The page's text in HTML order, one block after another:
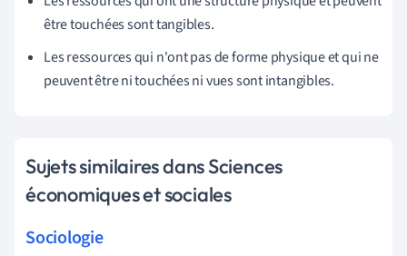
être touchées sont tangibles.
Les ressources qui n'ont pas de forme physique et qui ne
peuvent être ni touchées ni vues sont intangibles.
Sujets similaires dans Sciences
économiques et sociales
Sociologie